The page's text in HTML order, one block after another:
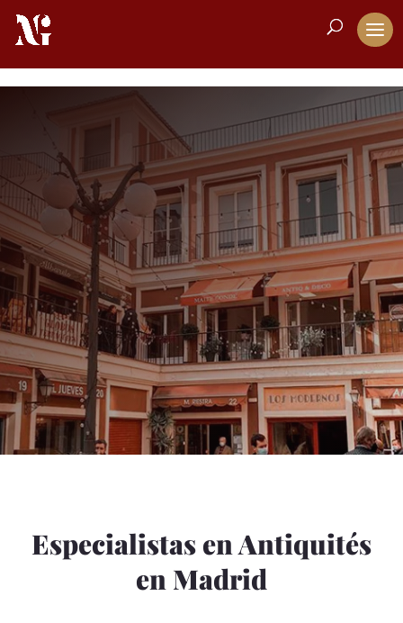
Antiquités
Especialistas en Antiquités
en Madrid